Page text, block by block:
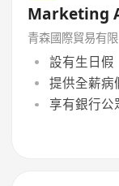
Marketing
青森國際貿易有
設有生日假
提供全薪病
享有銀行公